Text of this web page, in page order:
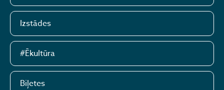
Izstādes
#Ēkultūra
Biļetes